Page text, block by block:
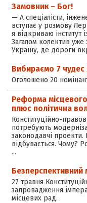
Замовник – Бог!
— А спеціалісти,
вступає у розмову
я відкриваю інститут
Загалом колектив уже
Україну, де дороги
Вибираємо 7 чудеc
Оголошено 20
Реформа
плюс політична
Конституційно-
потребують
законодавчі
відбувається. Чому?
…
Безперспективний
27 травня
запровадження
місцевих рад.